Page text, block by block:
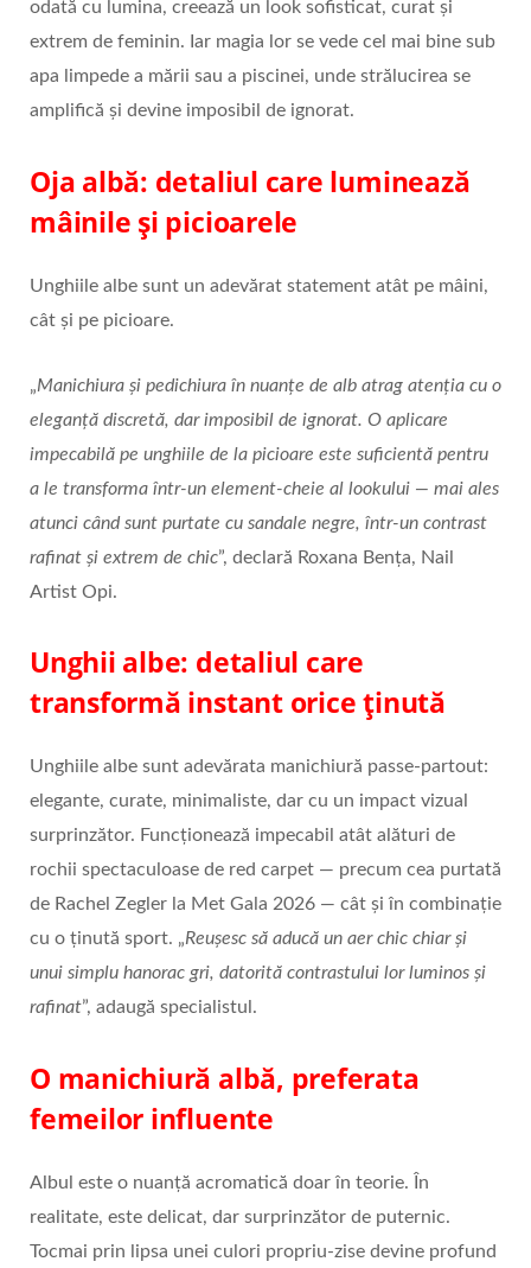
odată cu lumina, creează un look sofisticat, curat și
extrem de feminin. Iar magia lor se vede cel mai bine sub
apa limpede a mării sau a piscinei, unde strălucirea se
amplifică și devine imposibil de ignorat.
Oja albă: detaliul care luminează
mâinile și picioarele
Unghiile albe sunt un adevărat statement atât pe mâini,
cât și pe picioare.
„Manichiura și pedichiura în nuanțe de alb atrag atenția cu o
eleganță discretă, dar imposibil de ignorat. O aplicare
impecabilă pe unghiile de la picioare este suficientă pentru
a le transforma într-un element-cheie al lookului — mai ales
atunci când sunt purtate cu sandale negre, într-un contrast
rafinat și extrem de chic”, declară Roxana Bența, Nail
Artist Opi.
Unghii albe: detaliul care
transformă instant orice ținută
Unghiile albe sunt adevărata manichiură passe‑partout:
elegante, curate, minimaliste, dar cu un impact vizual
surprinzător. Funcționează impecabil atât alături de
rochii spectaculoase de red carpet — precum cea purtată
de Rachel Zegler la Met Gala 2026 — cât și în combinație
cu o ținută sport. „Reușesc să aducă un aer chic chiar și
unui simplu hanorac gri, datorită contrastului lor luminos și
rafinat”, adaugă specialistul.
O manichiură albă, preferata
femeilor influente
Albul este o nuanță acromatică doar în teorie. În
realitate, este delicat, dar surprinzător de puternic.
Tocmai prin lipsa unei culori propriu‑zise devine profund